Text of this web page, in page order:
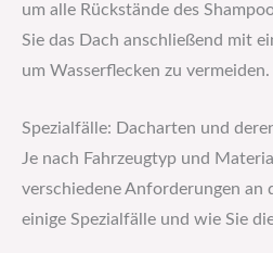
um alle Rückstände des
Sie das Dach anschließend mit
um Wasserflecken zu vermeiden.
Spezialfälle: Dacharten und
Je nach Fahrzeugtyp und
verschiedene Anforderungen an
einige Spezialfälle und wie Sie